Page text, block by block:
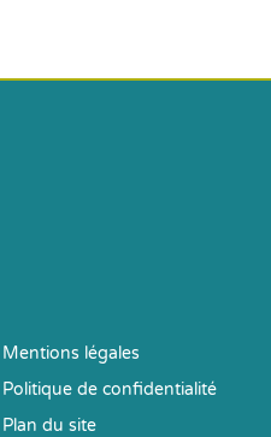
Mentions légales
Politique de confidentialité
Plan du site